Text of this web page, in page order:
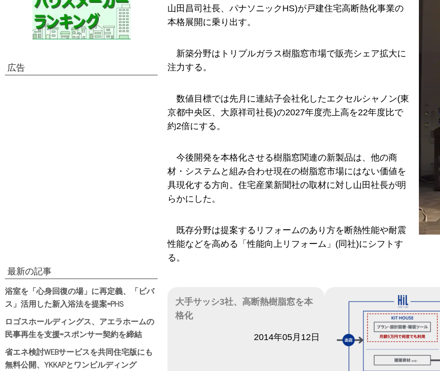
山田昌司社長、パナソニックHS)が戸建住宅高断熱化事業の
本格展開に乗り出す。
新築分野はトリプルガラス樹脂窓市場で販売シェア拡大に
注力する。
数値目標では先月に連結子会社化したエクセルシャノン(東
京都中央区、大原祥司社長)の2027年度売上高を22年度比で
約2倍にする。
今後開発を本格化させる樹脂窓関連の新製品は、他の商
材・システムと組み合わせ現在の樹脂窓市場にはない価値を
具現化する方向。住宅産業新聞社の取材に対し山田社長が明
らかにした。
既存分野は提案するリフォームのあり方を断熱性能や耐震
性能などを高める「性能向上リフォーム」(同社)にシフトす
る。
大手サッシ3社、高断熱樹脂窓を本
格化
2014年05月12日
広告
最新の記事
浴室を「心身回復の場」に再定義、「ビバ
ス」活用した新入浴法を提案=PHS
ロゴスホールディングス、アエラホームの
民事再生を支援=スポンサー契約を締結
省エネ検討WEBサービスを共同住宅版にも
無料公開、YKKAPとワンビルディング